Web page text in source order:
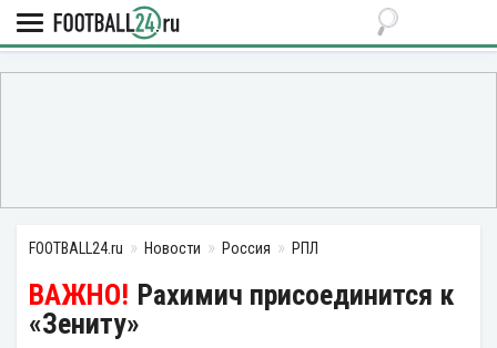
FOOTBALL24.ru Новости Россия РПЛ
Рахимич присоединится к
«Зениту»